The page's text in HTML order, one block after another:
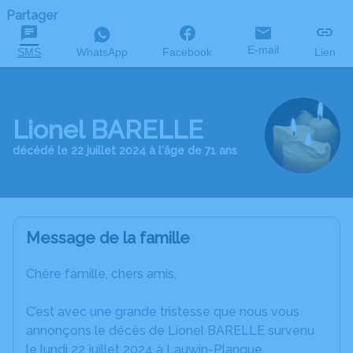
Partager
SMS WhatsApp Facebook E-mail Lien
Lionel BARELLE
décédé le 22 juillet 2024 à l'âge de 71 ans
Message de la famille
Chère famille, chers amis,
C’est avec une grande tristesse que nous vous
annonçons le décès de Lionel BARELLE survenu
le lundi 22 juillet 2024 à Lauwin-Planque.